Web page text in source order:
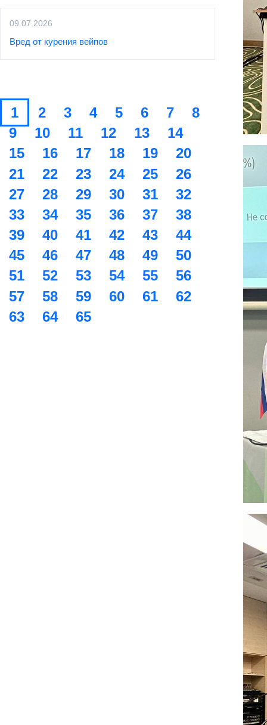
09.07.2026
Вред от курения вейпов
1 2 3 4 5 6 7
8
9
10 11 12 13
14
15
16 17 18 19
20
21
22 23 24 25
26
27
28 29 30 31
32
33
34 35 36 37
38
39
40 41 42 43
44
45
46 47 48 49
50
51
52 53 54 55
56
57
58 59 60 61
62
63
64 65